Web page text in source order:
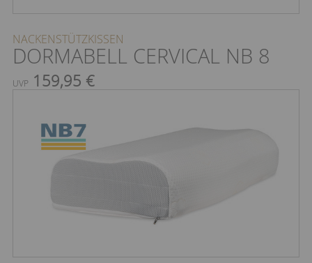
NACKENSTÜTZKISSEN
DORMABELL CERVICAL NB 8
UVP 159,95 €